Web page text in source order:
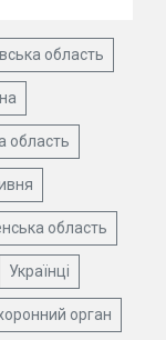
область
область
область
Українці
орган